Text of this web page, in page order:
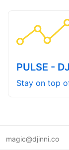
PULSE -
Stay on top
magic@djinni.co